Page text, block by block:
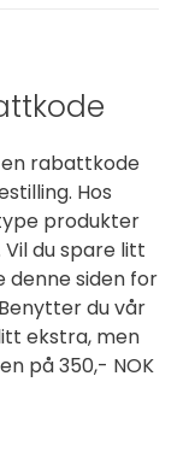
en rabattkode
Hos
produkter
du spare litt
denne siden for
du vår
ekstra, men
på 350,- NOK